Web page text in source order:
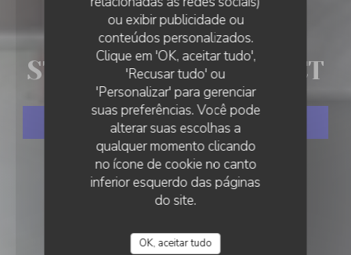
ou exibir publicidade ou
conteúdos personalizados.
Clique em 'OK, aceitar tudo',
'Recusar tudo' ou
'Personalizar' para gerenciar
suas preferências. Você pode
alterar suas escolhas a
qualquer momento clicando
no ícone de cookie no canto
inferior esquerdo das páginas
do site.
OK, aceitar tudo
• STRASBOURG
STEAKHOUSE DISTRICT
RESERVAR UMA MESA
STEAKHOUSE DISTRICT